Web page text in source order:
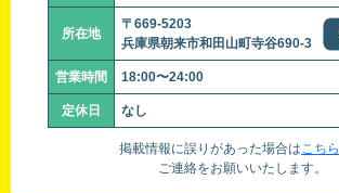
所在地
〒669-5203
兵庫県朝来市和田山町寺谷690-3
営業時間 18:00〜24:00
定休日 なし
掲載情報に誤りがあった場合はこちら
ご連絡をお願いいたします。